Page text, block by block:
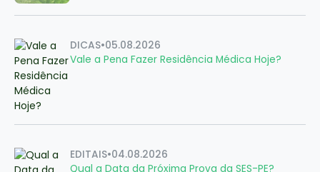
DICAS•05.08.2026
Vale a Pena Fazer Residência Médica Hoje?
EDITAIS•04.08.2026
Qual a Data da Próxima Prova da SES-PE?